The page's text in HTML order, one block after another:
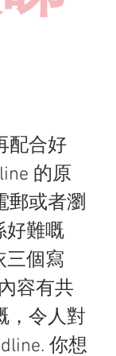
配合好
的原
郵或者瀏
好難嘅
三個寫
容有共
，令人對
你想